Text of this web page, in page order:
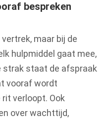
bespreken
maar bij de
hulpmiddel gaat mee,
strak staat de afspraak
vooraf wordt
verloopt. Ook
over wachttijd,